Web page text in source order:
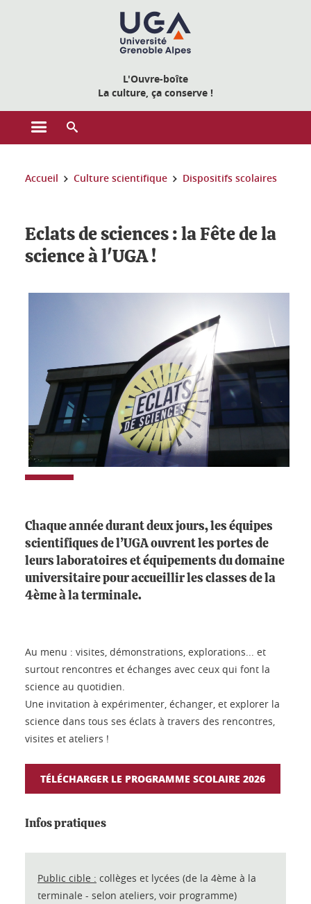
L'Ouvre-boîte
La culture, ça conserve !
Ouvrir le menu principal
Vous êtes ici :
Accueil Culture scientifique Dispositifs scolaires
Eclats de sciences : la Fête de la
science à l'UGA !
Chaque année durant deux jours, les équipes
scientifiques de l’UGA ouvrent les portes de
leurs laboratoires et équipements du domaine
universitaire pour accueillir les classes de la
4ème à la terminale.
Au menu : visites, démonstrations, explorations... et
surtout rencontres et échanges avec ceux qui font la
science au quotidien.
Une invitation à expérimenter, échanger, et explorer la
science dans tous ses éclats à travers des rencontres,
visites et ateliers !
TÉLÉCHARGER LE PROGRAMME SCOLAIRE 2026
Infos pratiques
Public cible : collèges et lycées (de la 4ème à la
terminale - selon ateliers, voir programme)